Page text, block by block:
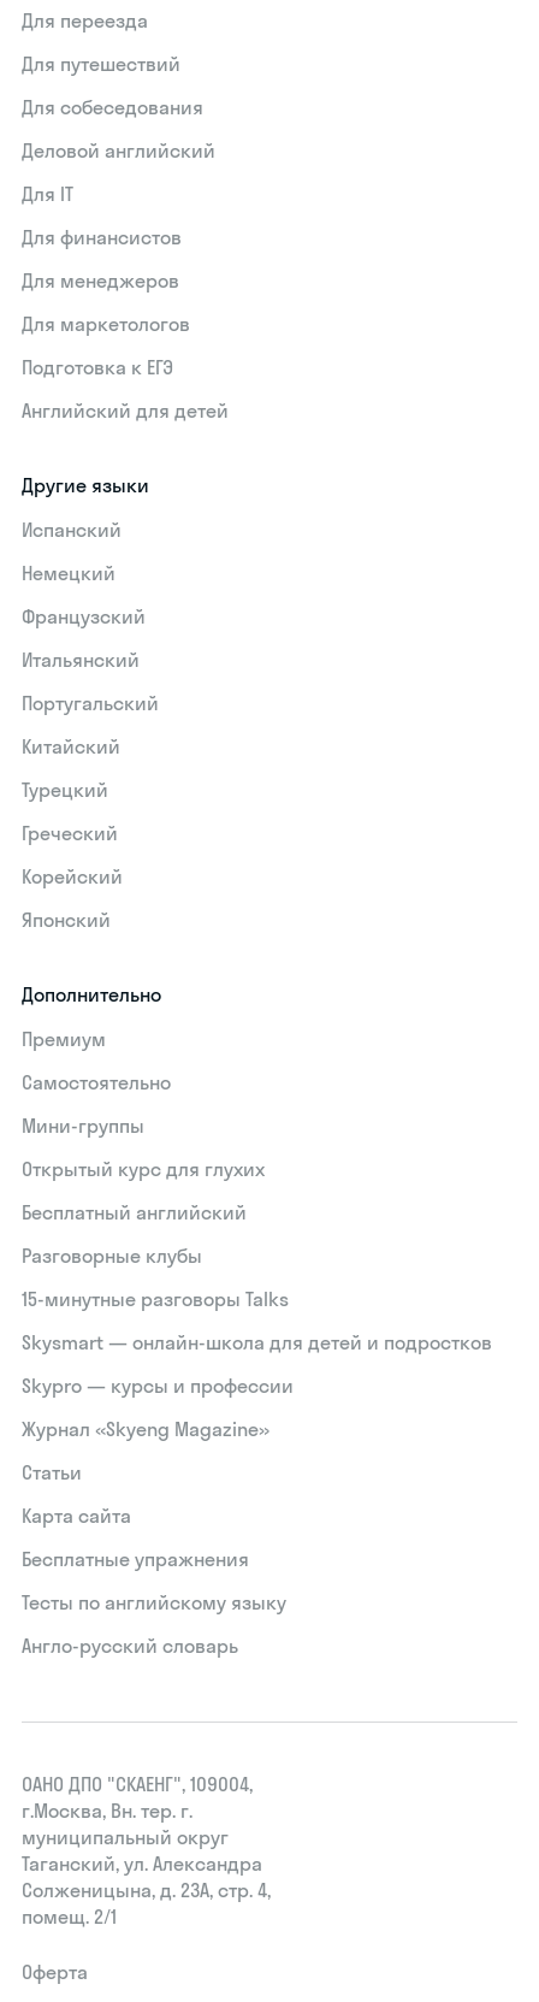
Для переезда
Для путешествий
Для собеседования
Деловой английский
Для IT
Для финансистов
Для менеджеров
Для маркетологов
Подготовка к ЕГЭ
Английский для детей
Другие языки
Испанский
Немецкий
Французский
Итальянский
Португальский
Китайский
Турецкий
Греческий
Корейский
Японский
Дополнительно
Премиум
Самостоятельно
Мини-группы
Открытый курс для глухих
Бесплатный английский
Разговорные клубы
15‑минутные разговоры Talks
Skysmart — онлайн-школа для детей и подростков
Skypro — курсы и профессии
Журнал «Skyeng Magazine»
Статьи
Карта сайта
Бесплатные упражнения
Тесты по английскому языку
Англо-русский словарь
ОАНО ДПО "СКАЕНГ", 109004,
г.Москва, Вн. тер. г.
муниципальный округ
Таганский, ул. Александра
Солженицына, д. 23А, стр. 4,
помещ. 2/1
Оферта